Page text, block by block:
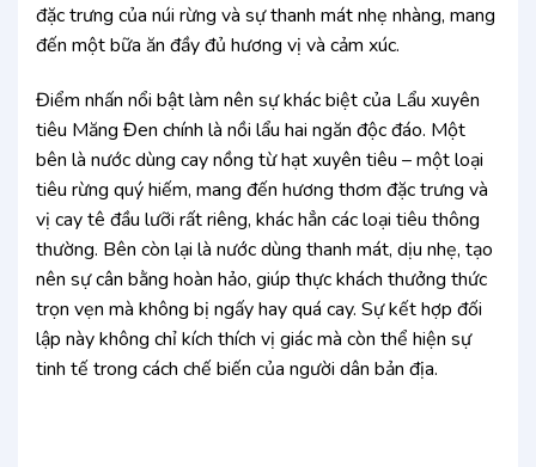
đặc trưng của núi rừng và sự thanh mát nhẹ nhàng, mang
đến một bữa ăn đầy đủ hương vị và cảm xúc.
Điểm nhấn nổi bật làm nên sự khác biệt của Lẩu xuyên
tiêu Măng Đen chính là nồi lẩu hai ngăn độc đáo. Một
bên là nước dùng cay nồng từ hạt xuyên tiêu – một loại
tiêu rừng quý hiếm, mang đến hương thơm đặc trưng và
vị cay tê đầu lưỡi rất riêng, khác hẳn các loại tiêu thông
thường. Bên còn lại là nước dùng thanh mát, dịu nhẹ, tạo
nên sự cân bằng hoàn hảo, giúp thực khách thưởng thức
trọn vẹn mà không bị ngấy hay quá cay. Sự kết hợp đối
lập này không chỉ kích thích vị giác mà còn thể hiện sự
tinh tế trong cách chế biến của người dân bản địa.